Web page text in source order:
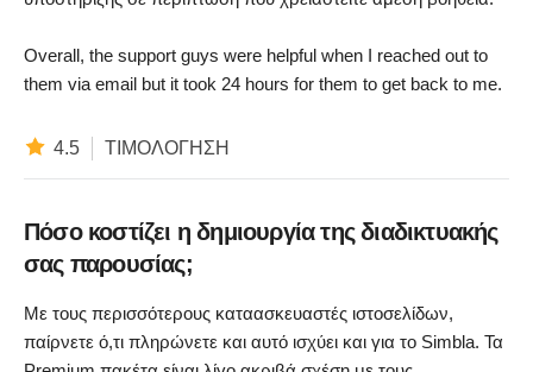
Overall, the support guys were helpful when I reached out to
them via email but it took 24 hours for them to get back to me.
4.5 ΤΙΜΟΛΌΓΗΣΗ
Πόσο κοστίζει η δημιουργία της διαδικτυακής
σας παρουσίας;
Με τους περισσότερους καταασκευαστές ιστοσελίδων,
παίρνετε ό,τι πληρώνετε και αυτό ισχύει και για το Simbla. Τα